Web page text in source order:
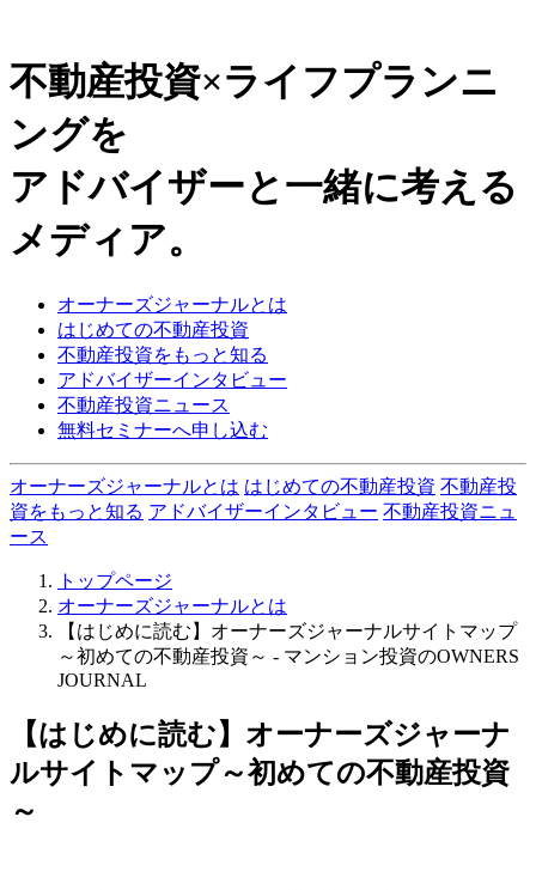
不動産投資×ライフプランニ
ングを
アドバイザーと一緒に考える
メディア。
オーナーズジャーナルとは
はじめての不動産投資
不動産投資をもっと知る
アドバイザーインタビュー
不動産投資ニュース
無料セミナーへ申し込む
オーナーズジャーナルとは はじめての不動産投資 不動産投
資をもっと知る アドバイザーインタビュー 不動産投資ニュ
ース
トップページ
オーナーズジャーナルとは
【はじめに読む】オーナーズジャーナルサイトマップ
～初めての不動産投資～ - マンション投資のOWNERS
JOURNAL
【はじめに読む】オーナーズジャーナ
ルサイトマップ～初めての不動産投資
～